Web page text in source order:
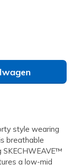
style wearing
breathable
SKECHWEAVE™
a low-mid